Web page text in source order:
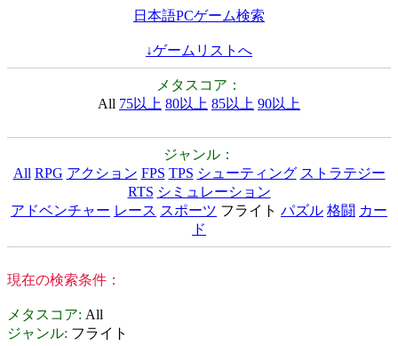
日本語PCゲーム検索
↓ゲームリストへ
メタスコア：
All 75以上 80以上 85以上 90以上
ジャンル：
All RPG アクション FPS TPS シューティング ストラテジー
RTS シミュレーション
アドベンチャー レース スポーツ フライト パズル 格闘 カー
ド
現在の検索条件：
メタスコア: All
ジャンル: フライト